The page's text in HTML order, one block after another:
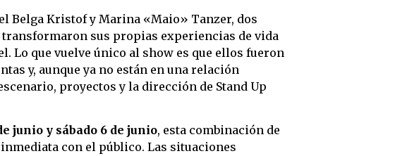
Belga Kristof y Marina «Maio» Tanzer, dos
sus propias experiencias de vida
que vuelve único al show es que ellos fueron
y, aunque ya no están en una relación
proyectos y la dirección de Stand Up
junio y sábado 6 de junio, esta combinación de
con el público. Las situaciones